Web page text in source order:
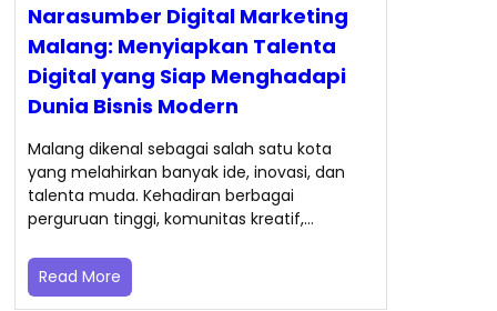
Narasumber Digital Marketing
Malang: Menyiapkan Talenta
Digital yang Siap Menghadapi
Dunia Bisnis Modern
Malang dikenal sebagai salah satu kota
yang melahirkan banyak ide, inovasi, dan
talenta muda. Kehadiran berbagai
perguruan tinggi, komunitas kreatif,…
Read More